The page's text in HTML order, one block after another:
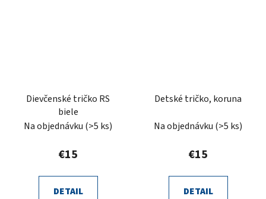
Dievčenské tričko RS
biele
Na objednávku (>5 ks)
€15
DETAIL
Detské tričko, koruna
Na objednávku (>5 ks)
€15
DETAIL